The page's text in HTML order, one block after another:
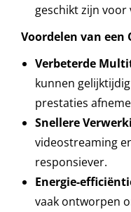
geschikt zijn voor
Voordelen van een
Verbeterde
kunnen
prestaties
Snellere
videostreaming
responsiever.
Energie-
vaak ontworpen